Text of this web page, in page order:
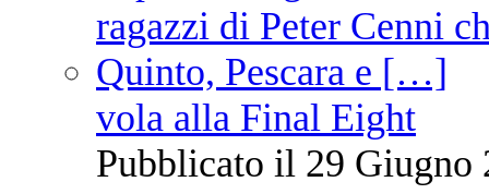
vola alla Final Eight
Pubblicato il 29 Giugno